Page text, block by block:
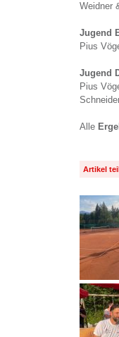
Weidner
Jugend
Pius
Jugend
Pius
Alle
Artikel